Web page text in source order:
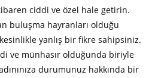
ciddi ve özel hale getirin.
buluşma hayranları olduğu
yanlış bir fikre sahipsiniz.
ve münhasır olduğunda biriyle
durumunuz hakkında bir